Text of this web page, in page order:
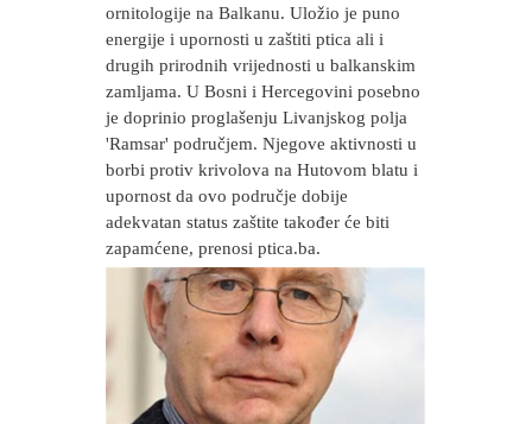
ornitologije na Balkanu. Uložio je puno
energije i upornosti u zaštiti ptica ali i
drugih prirodnih vrijednosti u balkanskim
zamljama. U Bosni i Hercegovini posebno
je doprinio proglašenju Livanjskog polja
'Ramsar' područjem. Njegove aktivnosti u
borbi protiv krivolova na Hutovom blatu i
upornost da ovo područje dobije
adekvatan status zaštite također će biti
zapamćene, prenosi ptica.ba.